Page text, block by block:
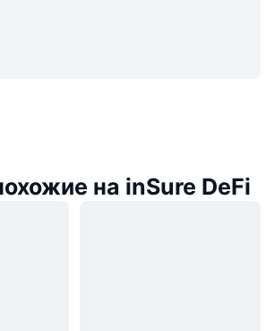
на inSure DeFi